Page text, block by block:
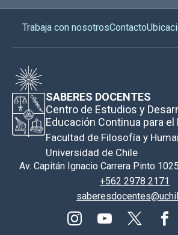
Trabaja con nosotrosContacto
SABERES DOCENTES
Centro de Estudios y
Educación Continua para
Facultad de Filosofía y
Universidad de Chile
Av. Capitán Ignacio Carrera Pinto
+562 2978 2171